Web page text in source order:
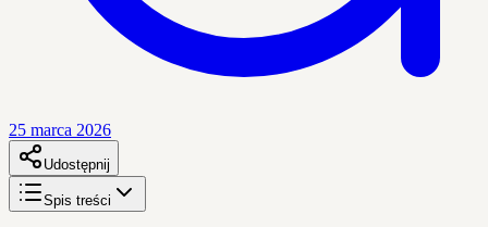
25 marca 2026
Udostępnij
Spis treści